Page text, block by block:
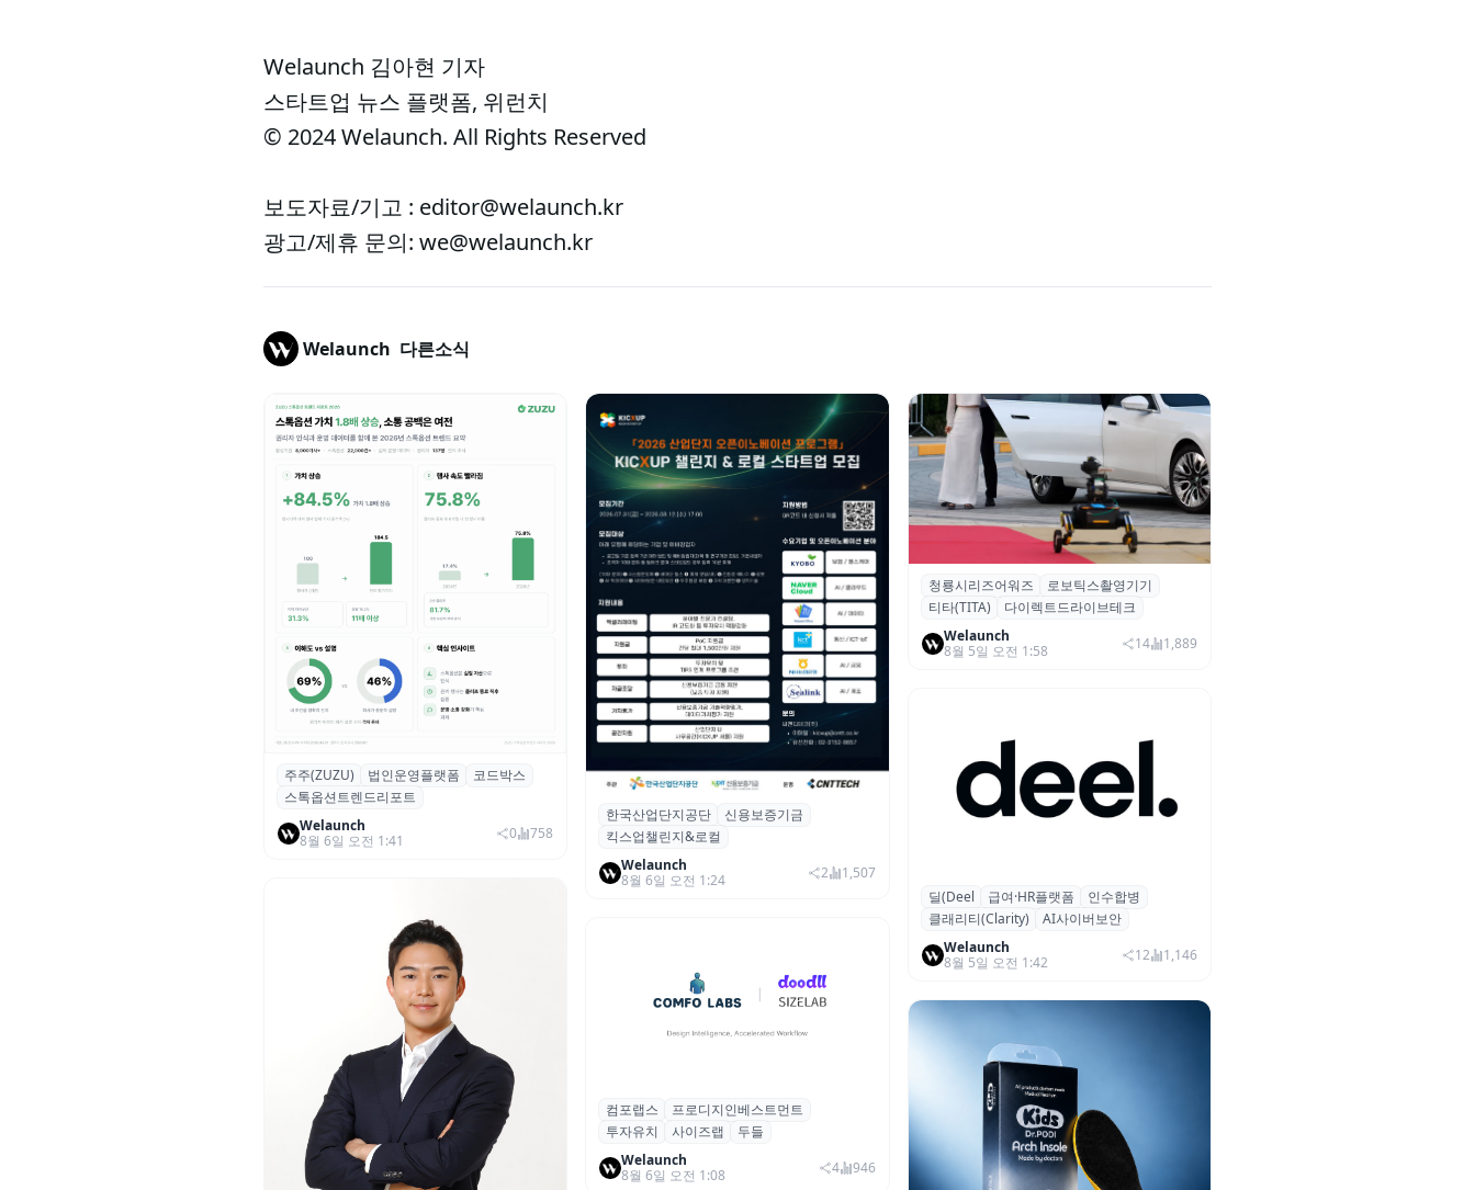
Welaunch 김아현 기자
스타트업 뉴스 플랫폼, 위런치
© 2024 Welaunch. All Rights Reserved
보도자료/기고 : editor@welaunch.kr
광고/제휴 문의: we@welaunch.kr
Welaunch 다른소식
스톡옵션 취소율 2년 만에
18.2%→31.3%…권리 발생 즉시 행사 비
중도 급증
주주(ZUZU) 법인운영플랫폼
코드박스
스톡옵션트렌드리포트
Welaunch
8월 6일 오전 1:41
0 758
산단공·신보, 2026 ‘킥스업 챌린지&로컬’
참여 스타트업 모집
한국산업단지공단
신용보증기금
킥스업챌린지&로컬
Welaunch
8월 6일 오전 1:24
2 1,507
컴포랩스, 프로디지인베스트먼트로부터
시드 투자 유치
컴포랩스
프로디지인베스트먼트
투자유치
사이즈랩
두들
Welaunch
8월 6일 오전 1:08
4 946
청룡시리즈어워즈 레드카펫에 등장한 바
퀴형 이족 보행 로봇 ‘티타(TITA)’
청룡시리즈어워즈
로보틱스촬영기기
티타(TITA)
다이렉트드라이브테크
Welaunch
8월 5일 오전 1:58
14 1,889
글로벌 HR 플랫폼 딜(Deel), ARR 15억
달러 돌파…AI 보안 역량 강화
딜(Deel 급여·HR플랫폼
인수합병
클래리티(Clarity)
AI사이버보안
Welaunch
8월 5일 오전 1:42
12 1,146